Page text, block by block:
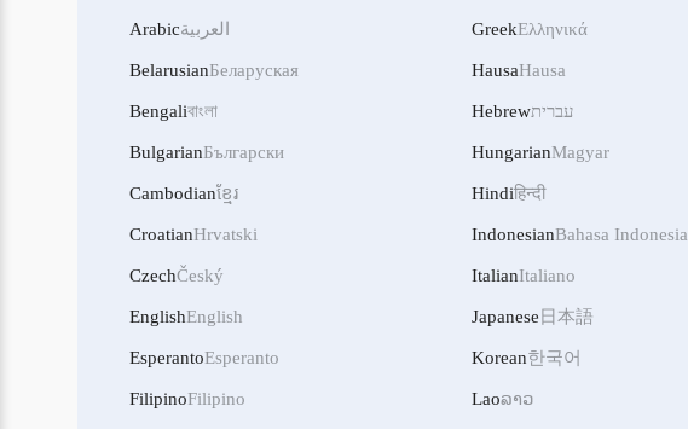
Arabicالعربية
BelarusianБеларуская
Bengaliবাংলা
BulgarianБългарски
Cambodianខ្មែរ
CroatianHrvatski
CzechČeský
EnglishEnglish
EsperantoEsperanto
FilipinoFilipino
GreekΕλληνικά
HausaHausa
Hebrewעברית
HungarianMagyar
Hindiहिन्दी
IndonesianBahasa Indonesia
ItalianItaliano
Japanese 日本語
Korean한국어
Laoລາວ